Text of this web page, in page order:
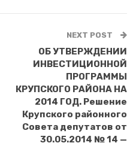
NEXT POST
ОБ УТВЕРЖДЕНИИ
ИНВЕСТИЦИОННОЙ
ПРОГРАММЫ
КРУПСКОГО РАЙОНА НА
2014 ГОД. Решение
Крупского районного
Совета депутатов от
30.05.2014 № 14 —